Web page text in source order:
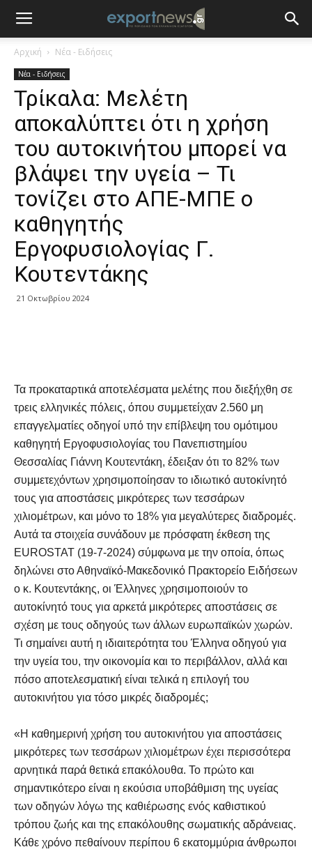
Αρχική Νέα - Ειδήσεις
Νέα - Ειδήσεις
Τρίκαλα: Μελέτη
αποκαλύπτει ότι η χρήση
του αυτοκινήτου μπορεί να
βλάψει την υγεία – Τι
τονίζει στο ΑΠΕ-ΜΠΕ ο
καθηγητής
Εργοφυσιολογίας Γ.
Κουτεντάκης
21 Οκτωβρίου 2024
Τα προκαταρτικά αποτελέσματα μελέτης που διεξήχθη σε
τρεις ελληνικές πόλεις, όπου συμμετείχαν 2.560 μη
επαγγελματίες οδηγοί υπό την επίβλεψη του ομότιμου
καθηγητή Εργοφυσιολογίας του Πανεπιστημίου
Θεσσαλίας Γιάννη Κουτεντάκη, έδειξαν ότι το 82% των
συμμετεχόντων χρησιμοποίησαν το ιδιωτικό αυτοκίνητό
τους για αποστάσεις μικρότερες των τεσσάρων
χιλιομέτρων, και μόνο το 18% για μεγαλύτερες διαδρομές.
Αυτά τα στοιχεία συνάδουν με πρόσφατη έκθεση της
EUROSTAT (19-7-2024) σύμφωνα με την οποία, όπως
δηλώνει στο Αθηναϊκό-Μακεδονικό Πρακτορείο Ειδήσεων
ο κ. Κουτεντάκης, οι Έλληνες χρησιμοποιούν το
αυτοκίνητό τους για αρκετά μικρότερες αποστάσεις σε
σχέση με τους οδηγούς των άλλων ευρωπαϊκών χωρών.
Τι σημαίνει αυτή η ιδιαιτερότητα του Έλληνα οδηγού για
την υγεία του, την οικονομία και το περιβάλλον, αλλά και
πόσο αποτελεσματική είναι τελικά η επιλογή του
αυτοκινήτου για τόσο μικρές διαδρομές;
«Η καθημερινή χρήση του αυτοκινήτου για αποστάσεις
μικρότερες των τεσσάρων χιλιομέτρων έχει περισσότερα
αρνητικά παρά θετικά επακόλουθα. Το πρώτο και
σημαντικότερο είναι η εκούσια υποβάθμιση της υγείας
των οδηγών λόγω της καθιέρωσης ενός καθιστικού
τρόπου ζωής και της επακόλουθης σωματικής αδράνειας.
Κάθε χρόνο πεθαίνουν περίπου 6 εκατομμύρια άνθρωποι